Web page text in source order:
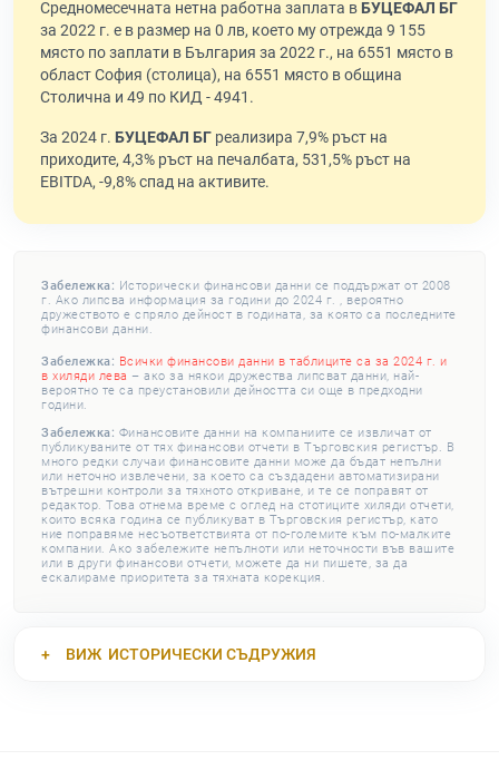
Средномесечната нетна работна заплата вБУЦЕФАЛ БГ
за 2022 г. е в размер на 0 лв, което му отрежда 9 155
място по заплати в България за 2022 г., на 6551 място в
област София (столица), на 6551 място в община
Столична и 49 по КИД - 4941.
За 2024 г. БУЦЕФАЛ БГ реализира 7,9% ръст на
приходите, 4,3% ръст на печалбата, 531,5% ръст на
EBITDA, -9,8% спад на активите.
Забележка: Исторически финансови данни се поддържат от 2008
г. Ако липсва информация за години до 2024 г. , вероятно
дружеството е спряло дейност в годината, за която са последните
финансови данни.
Забележка: Всички финансови данни в таблиците са за 2024 г. и
в хиляди лева – ако за някои дружества липсват данни, най-
вероятно те са преустановили дейността си още в предходни
години.
Забележка: Финансовите данни на компаниите се извличат от
публикуваните от тях финансови отчети в Търговския регистър. В
много редки случаи финансовите данни може да бъдат непълни
или неточно извлечени, за което са създадени автоматизирани
вътрешни контроли за тяхното откриване, и те се поправят от
редактор. Това отнема време с оглед на стотиците хиляди отчети,
които всяка година се публикуват в Търговския регистър, като
ние поправяме несъответствията от по-големите към по-малките
компании. Ако забележите непълноти или неточности във вашите
или в други финансови отчети, можете да ни пишете, за да
ескалираме приоритета за тяхната корекция.
ВИЖ ИСТОРИЧЕСКИ СЪДРУЖИЯ